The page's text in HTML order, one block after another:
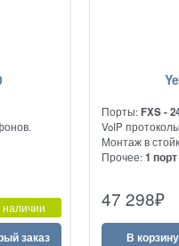
наличии
заказ
Порты:FXS -
VoIP
Монтаж в
Прочее:1
аналоговых
47 298₽
В корзину